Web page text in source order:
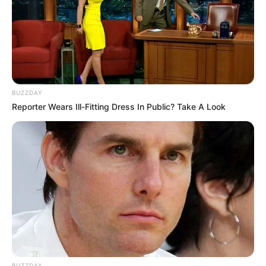
Die älteste Vogelschutzwarte
Deutschlands (seit 1908) im
Wasserschloss Seebach.
Opfermoor Niederdorla
Rekonstruierte Kult- und Wohnstätten aus
Bad Langensalza
Bad Langensalza gilt als die Stadt der
Rosen und hat neben seiner gut
erhaltenen historischen Innenstadt
mehrere einmalige Garten- und Parkanlagen. Die unweit
Nationalparks Hainich liegende Stadt gehört zu den
schönsten Kurstädten in Thüringen.
Japanischer Garten in Bad Langensalza
BUZZDAY
Reporter Wears Ill-Fitting Dress In Public? Take A Look